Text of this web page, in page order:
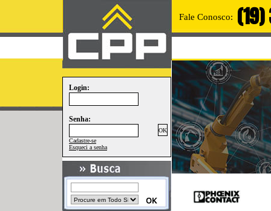
Fale Conosco:
Login:
Senha:
Cadastre-se
Esqueci a senha